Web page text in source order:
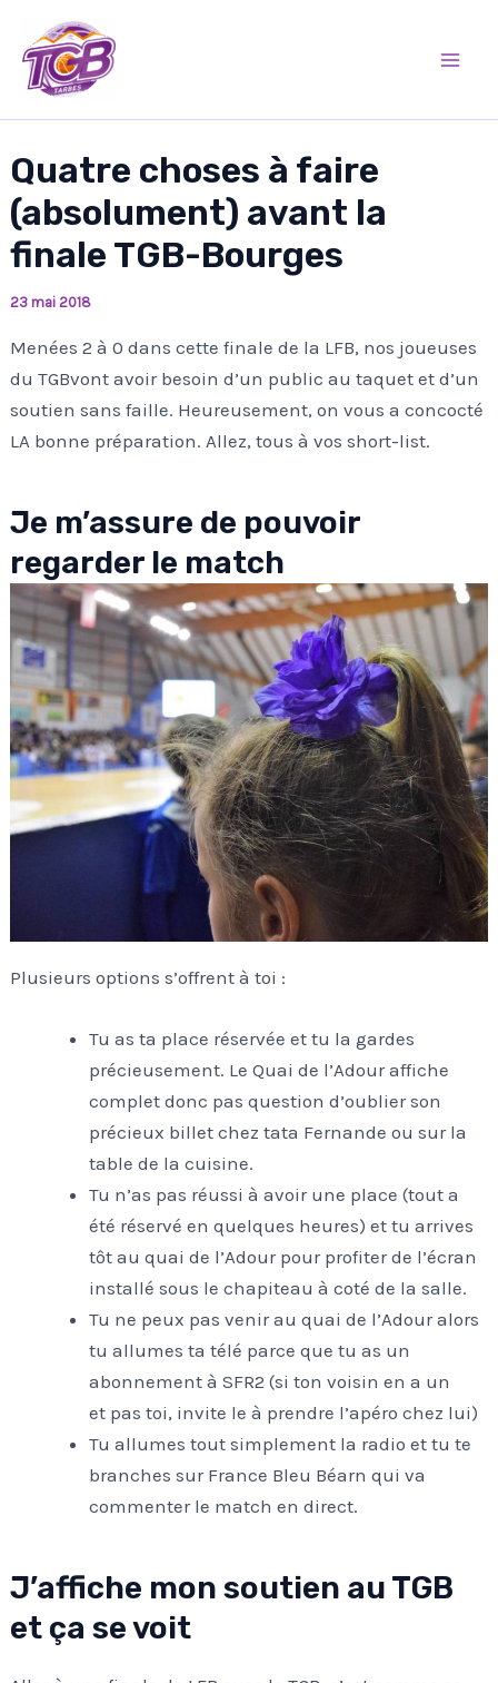
contenu
Quatre choses à faire
(absolument) avant la
finale TGB-Bourges
23 mai 2018
Menées 2 à 0 dans cette finale de la LFB, nos joueuses
du TGBvont avoir besoin d’un public au taquet et d’un
soutien sans faille. Heureusement, on vous a concocté
LA bonne préparation. Allez, tous à vos short-list.
Je m’assure de pouvoir
regarder le match
Plusieurs options s’offrent à toi :
Tu as ta place réservée et tu la gardes
précieusement. Le Quai de l’Adour affiche
complet donc pas question d’oublier son
précieux billet chez tata Fernande ou sur la
table de la cuisine.
Tu n’as pas réussi à avoir une place (tout a
été réservé en quelques heures) et tu arrives
tôt au quai de l’Adour pour profiter de l’écran
installé sous le chapiteau à coté de la salle.
Tu ne peux pas venir au quai de l’Adour alors
tu allumes ta télé parce que tu as un
abonnement à SFR2 (si ton voisin en a un
et pas toi, invite le à prendre l’apéro chez lui)
Tu allumes tout simplement la radio et tu te
branches sur France Bleu Béarn qui va
commenter le match en direct.
J’affiche mon soutien au TGB
et ça se voit